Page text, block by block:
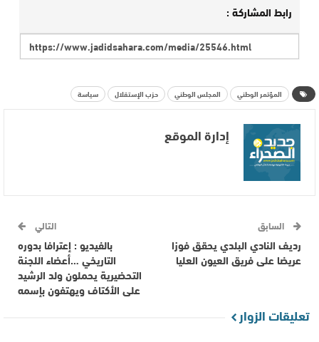
رابط المشاركة :
المؤتمر الوطني المجلس الوطني حزب الإستقلال سياسة
إدارة الموقع
السابق
رديف النادي البلدي يحقق فوزا
عريضا على فريق العيون العليا
التالي
بالفيديو : إعترافا بدوره
التاريخي …أعضاء اللجنة
التحضيرية يحملون ولد الرشيد
على الأكتاف ويهتفون بإسمه
تعليقات الزوار